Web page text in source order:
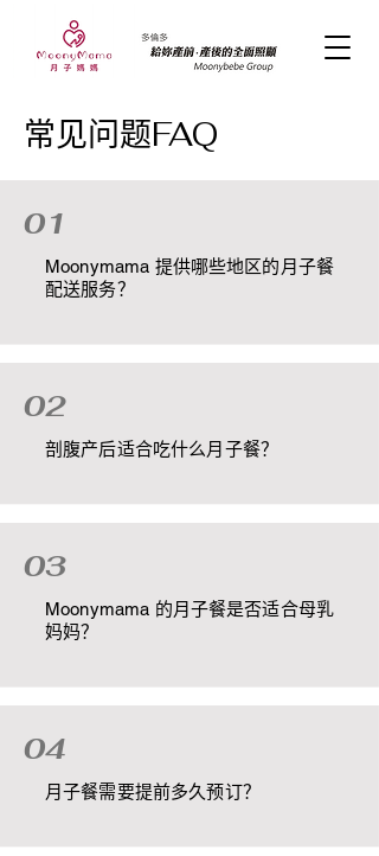
​常见问题FAQ
01
Moonymama 提供哪些地区的月子餐
配送服务？
02
剖腹产后适合吃什么月子餐？
03
Moonymama 的月子餐是否适合母乳
妈妈？
04
月子餐需要提前多久预订？